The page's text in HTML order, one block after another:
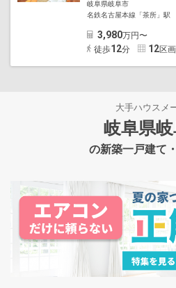
岐阜県岐阜市
名鉄名古屋本線「茶所」駅
3,980万円〜
徒歩12分 12区画
大手ハウスメ
岐阜県
の新築一戸建て